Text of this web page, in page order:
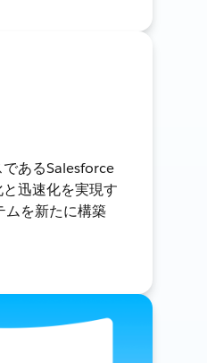
あるSalesforce
迅速化を実現す
ムを新たに構築